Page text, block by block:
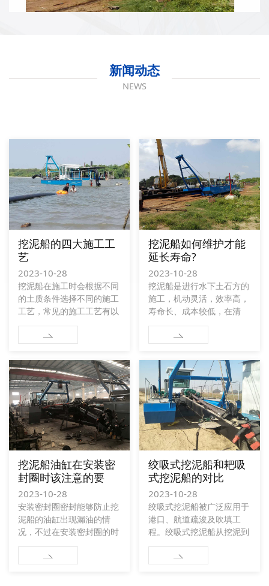
新闻动态
NEWS
挖泥船的四大施工工
艺
2023-10-28
挖泥船在施工时会根据不同
的土质条件选择不同的施工
工艺，常见的施工工艺有以
下几种： 一、开挖坚硬粘
土 粘土硬度大，含水少，
刀制动压力和速度，单层挖
泥面要薄。
挖泥船如何维护才能
延长寿命?
2023-10-28
挖泥船是进行水下土石方的
施工，机动灵活，效率高，
寿命长、成本较低，在清
理、治理航道、港口和运河
等工程中深受好评，在保养
使用的时候注意以下几点在
保养的时候就更加方便。
1、在使用挖泥船之前要检
查挖泥船上面螺丝的松紧，
定期的加上润滑油，提高挖
泥船效率。
挖泥船油缸在安装密
封圈时该注意的要
点？
2023-10-28
安装密封圈密封能够防止挖
泥船的油缸出现漏油的情
况，不过在安装密封圈的时
候我们要注意一些问题。 1.
在安装密封圈之前要检查密
绞吸式挖泥船和耙吸
式挖泥船的对比
2023-10-28
绞吸式挖泥船被广泛应用于
港口、航道疏浚及吹填工
程。绞吸式挖泥船从挖泥到
排泥场的距离一般小于耙吸
式挖泥船。使用绞吸式挖泥